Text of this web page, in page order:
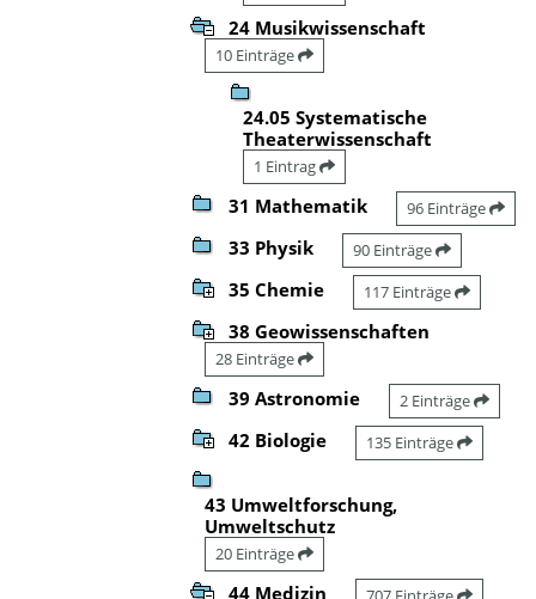
24 Musikwissenschaft
10 Einträge
24.05 Systematische
Theaterwissenschaft
1 Eintrag
31 Mathematik 96 Einträge
33 Physik 90 Einträge
35 Chemie 117 Einträge
38 Geowissenschaften
28 Einträge
39 Astronomie 2 Einträge
42 Biologie 135 Einträge
43 Umweltforschung,
Umweltschutz
20 Einträge
44 Medizin